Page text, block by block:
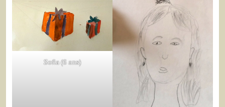
Sofia (6 ans)